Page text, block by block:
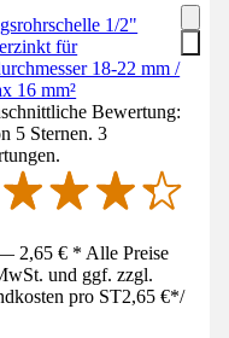
1/2"
für
18-22 mm /
16 mm²
Bewertung:
5 Sternen. 3
2,65 € * Alle Preise
und ggf. zzgl.
pro ST2,65 €*/